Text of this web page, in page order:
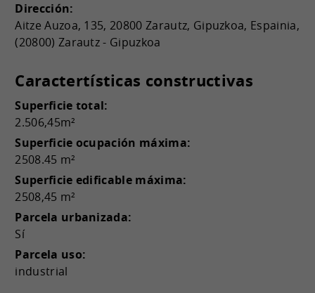
Dirección:
Aitze Auzoa, 135, 20800 Zarautz, Gipuzkoa, Espainia,
(20800) Zarautz - Gipuzkoa
Caractertísticas constructivas
Superficie total:
2.506,45m²
Superficie ocupación máxima:
2508.45 m²
Superficie edificable máxima:
2508,45 m²
Parcela urbanizada:
Sí
Parcela uso:
industrial